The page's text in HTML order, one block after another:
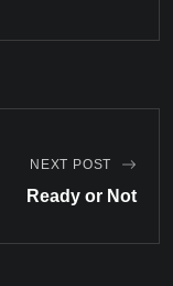
NEXT POST
Ready or Not